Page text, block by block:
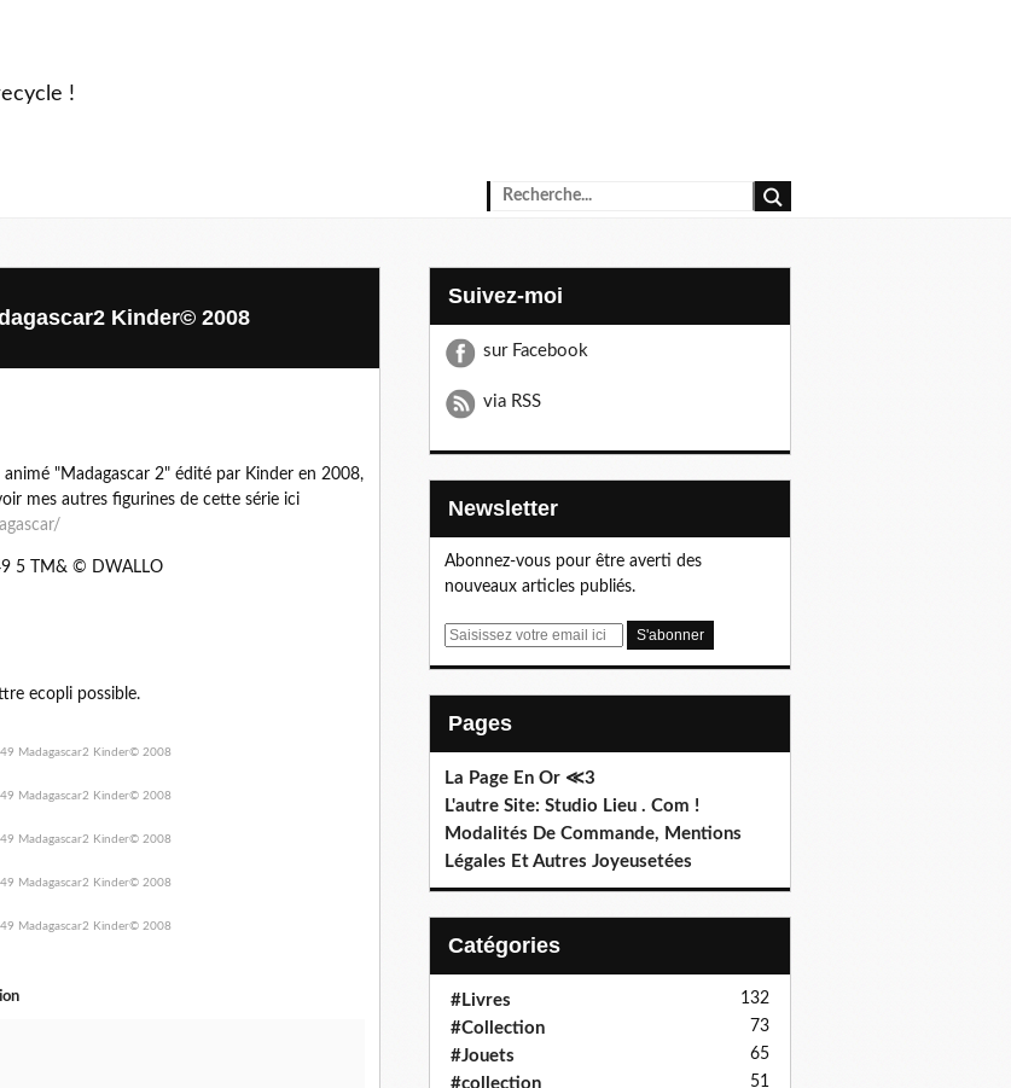
!
Kinder© 2008
"Madagascar 2" édité par Kinder en 2008,
mes autres figurines de cette série ici
5 TM& © DWALLO
ecopli possible.
Suivez-moi
sur Facebook
via RSS
Newsletter
Abonnez-vous pour être averti des
nouveaux articles publiés.
E
Pages
La Page En Or ≪3
L'autre Site: Studio Lieu . Com !
Modalités De Commande, Mentions
Légales Et Autres Joyeusetées
Catégories
#Livres 132
#Collection 73
#Jouets 65
#collection 51